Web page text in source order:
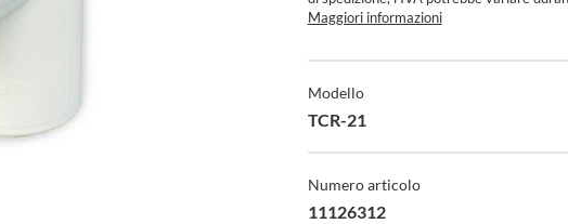
Maggiori informazioni
Specifiche
Tecniche
Modello
TCR-21
Numero articolo
11126312